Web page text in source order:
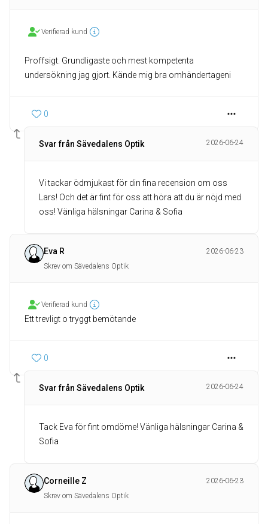
Verifierad kund
Proffsigt. Grundligaste och mest kompetenta
undersökning jag gjort. Kände mig bra omhändertageni
0
Svar från Sävedalens Optik 2026-06-24
Vi tackar ödmjukast för din fina recension om oss
Lars! Och det är fint för oss att höra att du är nöjd med
oss! Vänliga hälsningar Carina & Sofia
Eva R
2026-06-23
Skrev om Sävedalens Optik
Verifierad kund
Ett trevligt o tryggt bemötande
0
Svar från Sävedalens Optik 2026-06-24
Tack Eva för fint omdöme! Vänliga hälsningar Carina &
Sofia
Corneille Z
2026-06-23
Skrev om Sävedalens Optik